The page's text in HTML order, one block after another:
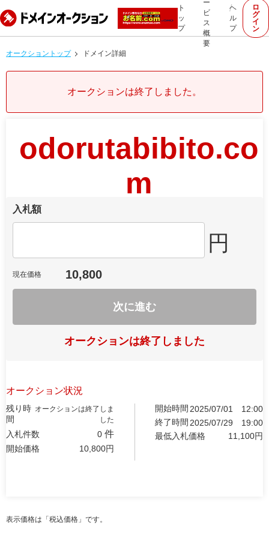
ト
ッ
プ
ー
ビ
ス
概
要
ヘ
ル
プ
ロ
グ
イ
ン
オークショントップ ドメイン詳細
オークションは終了しました。
odorutabibito.co
m
入札額
円
現在価格 10,800
次に進む
オークションは終了しました
オークション状況
残り時
間
オークションは終了しま
した
入札件数 0 件
開始価格 10,800円
開始時間 2025/07/01
12:00
終了時間 2025/07/29
19:00
最低入札価格
11,100円
表示価格は「税込価格」です。